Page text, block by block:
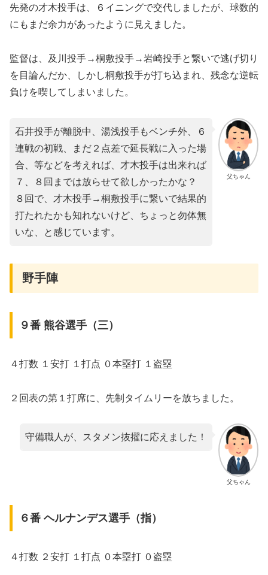
先発の才木投手は、６イニングで交代しましたが、球数的
にもまだ余力があったように見えました。
監督は、及川投手→桐敷投手→岩崎投手と繋いで逃げ切り
を目論んだか、しかし桐敷投手が打ち込まれ、残念な逆転
負けを喫してしまいました。
父ちゃん
石井投手が離脱中、湯浅投手もベンチ外、６
連戦の初戦、まだ２点差で延長戦に入った場
合、等などを考えれば、才木投手は出来れば
７、８回までは放らせて欲しかったかな？
８回で、才木投手→桐敷投手に繋いで結果的
打たれたかも知れないけど、ちょっと勿体無
いな、と感じています。
野手陣
９番 熊谷選手（三）
４打数 １安打 １打点 ０本塁打 １盗塁
２回表の第１打席に、先制タイムリーを放ちました。
父ちゃん
守備職人が、スタメン抜擢に応えました！
６番 ヘルナンデス選手（指）
４打数 ２安打 １打点 ０本塁打 ０盗塁